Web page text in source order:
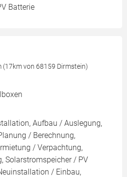
Batterie
von 68159 Dirmstein)
Aufbau / Auslegung,
/ Berechnung,
/ Verpachtung,
Solarstromspeicher / PV
/ Einbau,